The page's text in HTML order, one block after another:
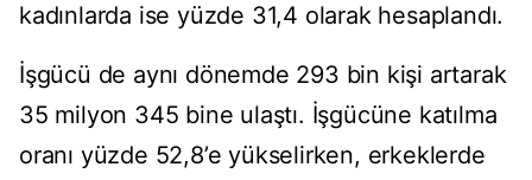
kadınlarda ise yüzde 31,4 olarak hesaplandı.
İşgücü de aynı dönemde 293 bin kişi artarak
35 milyon 345 bine ulaştı. İşgücüne katılma
oranı yüzde 52,8’e yükselirken, erkeklerde